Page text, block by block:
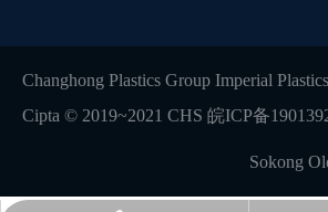
Changhong Plastics Group Imperial
Cipta © 2019~2021 CHS 皖ICP备
Sokong